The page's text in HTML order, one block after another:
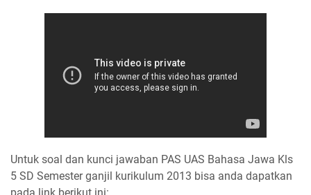
Untuk soal dan kunci jawaban PAS UAS Bahasa Jawa Kls
5 SD Semester ganjil kurikulum 2013 bisa anda dapatkan